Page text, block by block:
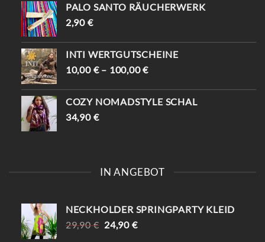
PALO SANTO RÄUCHERWERK
2,90 €
INTI WERTGUTSCHEINE
10,00 €– 100,00€
COZY NOMADSTYLE SCHAL
34,90 €
IN ANGEBOT
NECKHOLDER SPRINGPARTY KLEID
29,90€ URSPRÜNGLICHER
24,90 €AKTUELLER